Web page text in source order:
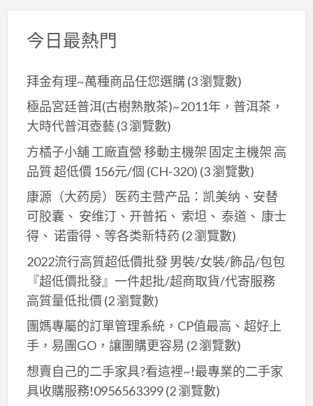
今日最熱門
拜金有理~萬種商品任您選購(3 瀏覽數)
極品宮廷普洱(古樹熟散茶)~2011年，普洱茶，
大時代普洱壺藝(3 瀏覽數)
方橘子小舖 工廠直營 移動主機架 固定主機架 高
品質 超低價 156元/個 (CH-320) (3 瀏覽數)
康源（大药房）医药主营产品：凯美纳、安替
可胶囊、 安维汀、开普拓、 索坦、 泰道、 康士
得、 诺雷得、等各类新特药 (2 瀏覽數)
2022流行高質超低價批發 男裝/女裝/飾品/包包
『超低價批發』一件起批/超商取貨/代寄服務
高質量低批價(2 瀏覽數)
團媽專屬的訂單管理系統，CP值最高、超好上
手，易團GO，讓團購更容易 (2 瀏覽數)
想賣自己的二手家具?看這裡~!最專業的二手家
具收購服務!0956563399(2 瀏覽數)